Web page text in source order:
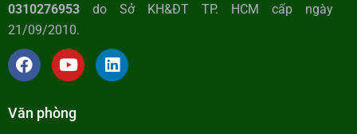
0310276953 do Sở KH&ĐT TP. HCM cấp ngày
21/09/2010.
Văn phòng